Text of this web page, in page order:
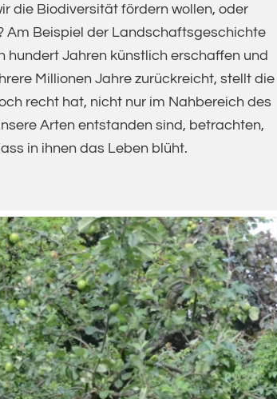
die Biodiversität fördern wollen, oder
Am Beispiel der Landschaftsgeschichte
hundert Jahren künstlich erschaffen und
Millionen Jahre zurückreicht, stellt die
recht hat, nicht nur im Nahbereich des
Arten entstanden sind, betrachten,
in ihnen das Leben blüht.